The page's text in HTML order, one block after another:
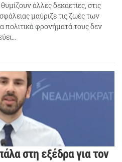
άλλες δεκαετίες, στις
μαύριζε τις ζωές των
φρονήματά τους δεν
στη εξέδρα για τον